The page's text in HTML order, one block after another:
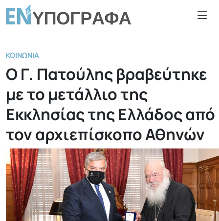
ΚΟΙΝΩΝΊΑ
Ο Γ. Πατούλης βραβεύτηκε
με το μετάλλιο της
Εκκλησίας της Ελλάδος από
τον αρχιεπίσκοπο Αθηνών